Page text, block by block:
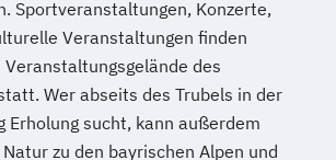
Sportveranstaltungen, Konzerte,
Veranstaltungen finden
Veranstaltungsgelände des
Wer abseits des Trubels in der
Erholung sucht, kann außerdem
zu den bayrischen Alpen und